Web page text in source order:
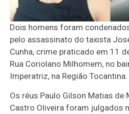
Dois homens foram
pelo assassinato do taxista
Cunha, crime praticado em 11
Rua Coriolano Milhomem, no
Imperatriz, na Região Tocantina.
Os réus Paulo Gilson Matias de
Castro Oliveira foram julgados